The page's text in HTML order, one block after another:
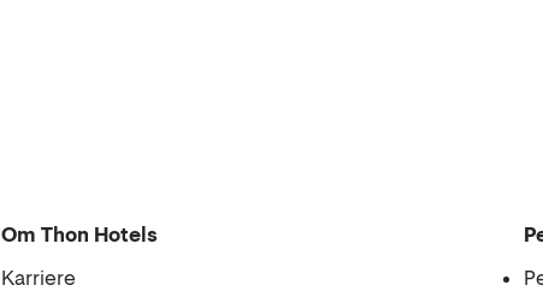
Om Thon Hotels
Karriere